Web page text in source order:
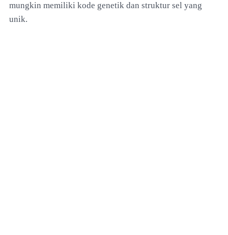
mungkin memiliki kode genetik dan struktur sel yang
unik.